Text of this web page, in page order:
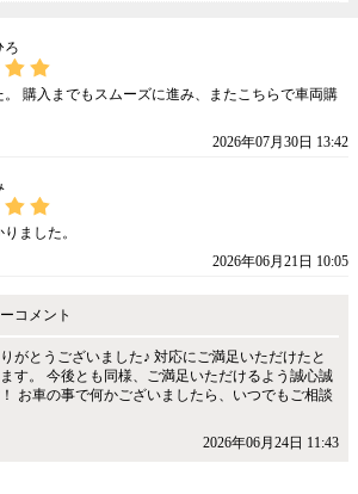
ろ
購入までもスムーズに進み、またこちらで車両購
2026年07月30日 13:42
ました。
2026年06月21日 10:05
コメント
がとうございました♪ 対応にご満足いただけたと
す。 今後とも同様、ご満足いただけるよう誠心誠
お車の事で何かございましたら、いつでもご相談
2026年06月24日 11:43